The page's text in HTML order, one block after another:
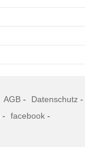
AGB - Datenschutz -
- facebook -